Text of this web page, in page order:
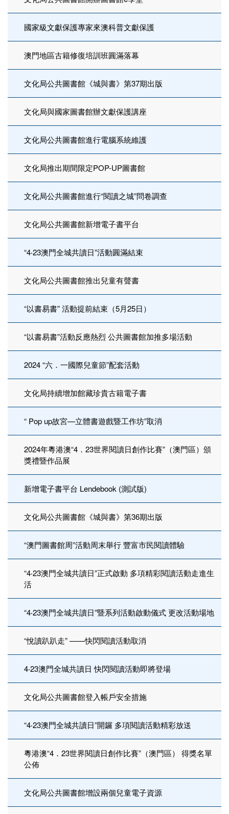
國家級文獻保護專家來澳科普文獻保護
澳門地區古籍修復培訓班圓滿落幕
文化局公共圖書館《城與書》第37期出版
文化局與國家圖書館辦文獻保護講座
文化局公共圖書館進行電腦系統維護
文化局推出期間限定POP-UP圖書館
文化局公共圖書館進行“閱讀之城”問卷調查
文化局公共圖書館新增電子書平台
“4‧23澳門全城共讀日”活動圓滿結束
文化局公共圖書館推出兒童有聲書
“以書易書” 活動提前結束（5月25日）
“以書易書”活動反應熱烈 公共圖書館加推多場活動
2024 “六．一國際兒童節”配套活動
文化局持續增加館藏珍貴古籍電子書
“ Pop up故宮—立體書遊戲暨工作坊”取消
2024年粵港澳“4．23世界閱讀日創作比賽”（澳門區）頒
獎禮暨作品展
新增電子書平台 Lendebook (測試版)
文化局公共圖書館《城與書》第36期出版
“澳門圖書館周”活動周末舉行 豐富市民閱讀體驗
“4‧23澳門全城共讀日”正式啟動 多項精彩閱讀活動走進生
活
“4‧23澳門全城共讀日”暨系列活動啟動儀式 更改活動場地
“悅讀趴趴走” ——快閃閱讀活動取消
4‧23澳門全城共讀日 快閃閱讀活動即將登場
文化局公共圖書館登入帳戶安全措施
“4‧23澳門全城共讀日”開鑼 多項閱讀活動精彩放送
粵港澳“4．23世界閱讀日創作比賽”（澳門區） 得獎名單
公佈
文化局公共圖書館增設兩個兒童電子資源